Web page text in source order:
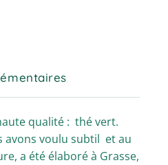
qualité : thé vert.
avons voulu subtil et au
a été élaboré à Grasse,